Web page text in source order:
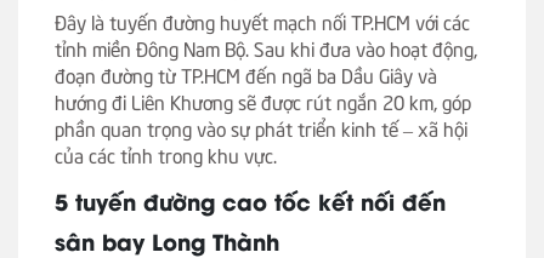
Đây là tuyến đường huyết mạch nối TP.HCM với các
tỉnh miền Đông Nam Bộ. Sau khi đưa vào hoạt động,
đoạn đường từ TP.HCM đến ngã ba Dầu Giây và
hướng đi Liên Khương sẽ được rút ngắn 20 km, góp
phần quan trọng vào sự phát triển kinh tế – xã hội
của các tỉnh trong khu vực.
5 tuyến đường cao tốc kết nối đến
sân bay Long Thành